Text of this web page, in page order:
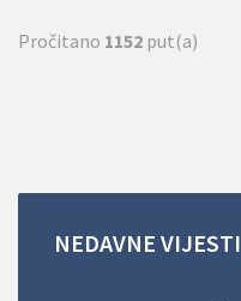
Pročitano 1152 put(a)
NEDAVNE VIJESTI